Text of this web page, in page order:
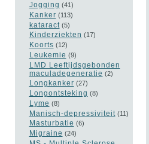
Jogging (41)
Kanker (113)
kataract (5)
Kinderziekten (17)
Koorts (12)
Leukemie (9)
LMD Leeftijdsgebonden
maculadegeneratie (2)
Longkanker (27)
Longontsteking (8)
Lyme (8)
Manisch-depressiviteit (11)
Masturbatie (6)
Migraine (24)